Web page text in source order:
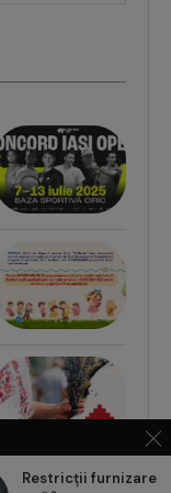
Restricții furnizare